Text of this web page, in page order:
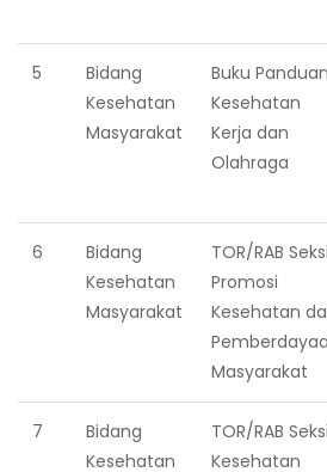
5
Bidang
Kesehatan
Masyarakat
Buku Panduan
Kesehatan
Kerja dan
Olahraga
6
Bidang
Kesehatan
Masyarakat
TOR/RAB Seksi
Promosi
Kesehatan
Masyarakat
7
Bidang
Kesehatan
TOR/RAB Seksi
Kesehatan